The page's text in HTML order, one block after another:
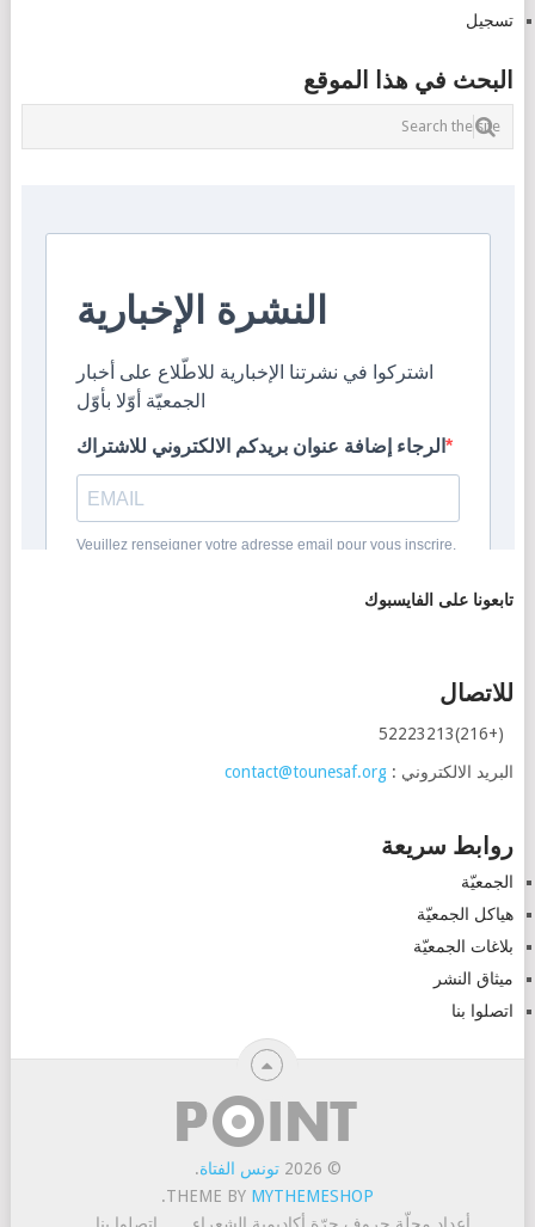
تسجيل
البحث في هذا الموقع
تابعونا على الفايسبوك
للاتصال
(+216)52223213
البريد الالكتروني : contact@tounesaf.org
روابط سريعة
الجمعيّة
هياكل الجمعيّة
بلاغات الجمعيّة
ميثاق النشر
اتصلوا بنا
© 2026 تونس الفتاة.
THEME BY MYTHEMESHOP
.
أعداد مجلّة حروف حرّة أكاديمية الشعراء اتصلوا بنا